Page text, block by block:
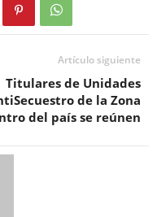
Artículo siguiente
Titulares de Unidades
de la Zona
del país se reúnen